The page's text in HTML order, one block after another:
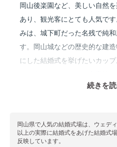
岡山後楽園など、美しい自然
あり、観光客にとても人気で
みは、城下町だった名残で純
す。岡山城などの歴史的な建
にした結婚式を挙げたいカッ
で採れた美味しい食材を生か
てくださいね！
続きを
岡山県で人気の結婚式場は、ウェデ
以上の実際に結婚式をあげた結婚式
反映しています。